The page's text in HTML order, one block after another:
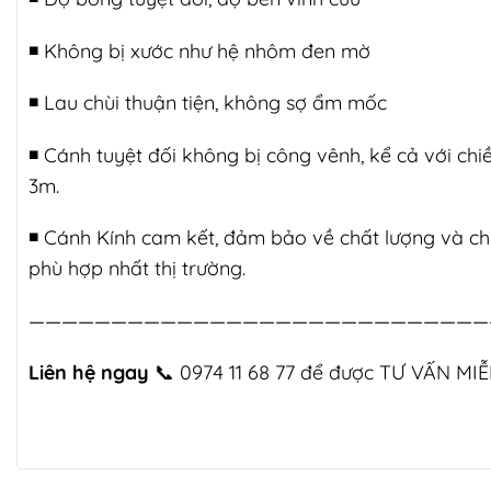
◾️ Không bị xước như hệ nhôm đen mờ
◾️ Lau chùi thuận tiện, không sợ ẩm mốc
◾️ Cánh tuyệt đối không bị công vênh, kể cả với
3m.
◾️ Cánh Kính cam kết, đảm bảo về chất lượng và
phù hợp nhất thị trường.
Liên hệ ngay 📞 0974 11 68 77 để được TƯ VẤN